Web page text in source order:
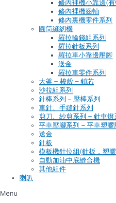
修內裡機小靠邊(
修內裡機齒軸
修內裏機零件系列
圓筒縫紉機
羅拉輪錢組系列
羅拉針板系列
羅拉車小靠邊壓腳
送金
羅拉車零件系列
大釜 – 梭殼 – 鎖芯
沙拉組系列
針棒系列 – 壓棒系列
車針、手縫針系列
剪刀、紗剪系列 – 針車燈
平車壓腳系列 – 平車塑
送金
針板
模板機針位組(針板，塑
自動加油中底縫合機
其他組件
喇叭
Menu